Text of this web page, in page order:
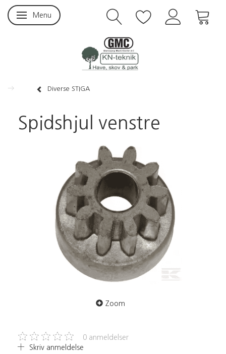
Skifte navigation
Menu
Diverse STIGA
Spidshjul venstre
Zoom
0 anmeldelser
Skriv anmeldelse